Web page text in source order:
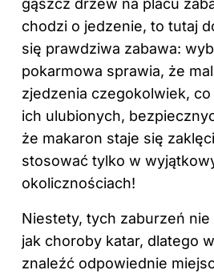
chodzi o jedzenie, to tutaj
się prawdziwa zabawa:
pokarmowa sprawia, że
zjedzenia czegokolwiek,
ich ulubionych,
że makaron staje się
stosować tylko w
okolicznościach!
Niestety, tych zaburzeń
jak choroby katar, dlatego
znaleźć odpowiednie